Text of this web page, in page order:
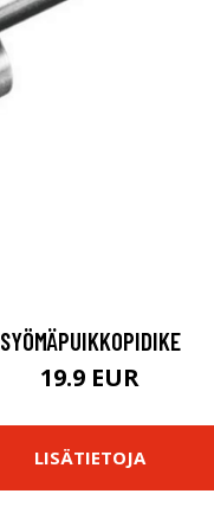
SYÖMÄPUIKKOPIDIKE
19.9 EUR
LISÄTIETOJA